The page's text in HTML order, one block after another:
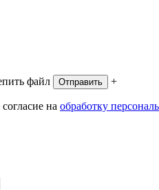
файл
Отправить +
на обработку